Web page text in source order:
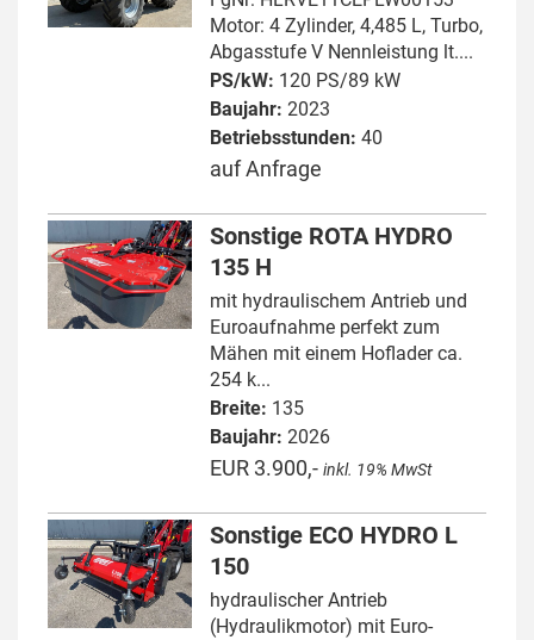
Motor: 4 Zylinder, 4,485 L, Turbo,
Abgasstufe V Nennleistung lt....
PS/kW: 120 PS/89 kW
Baujahr: 2023
Betriebsstunden: 40
auf Anfrage
Sonstige ROTA HYDRO
135 H
mit hydraulischem Antrieb und
Euroaufnahme perfekt zum
Mähen mit einem Hoflader ca.
254 k...
Breite: 135
Baujahr: 2026
EUR 3.900,- inkl. 19% MwSt
Sonstige ECO HYDRO L
150
hydraulischer Antrieb
(Hydraulikmotor) mit Euro-